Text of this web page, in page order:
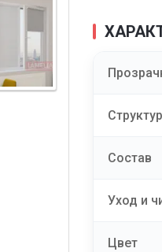
Состав
Уход и
Цвет